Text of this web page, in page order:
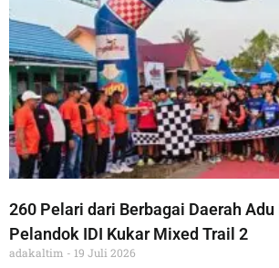
260 Pelari dari Berbagai Daerah
Pelandok IDI Kukar Mixed Trail 2
adakaltim 19 Juli 2026